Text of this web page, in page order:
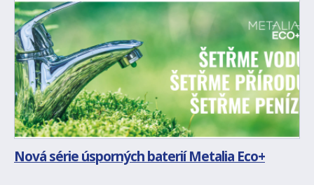
Nová série úsporných baterií Metalia Eco+